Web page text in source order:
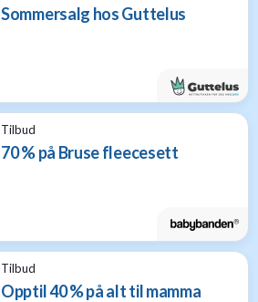
Sommersalg hos Guttelus
Tilbud
70 % på Bruse fleecesett
Tilbud
Opptil 40 % på alt til mamma